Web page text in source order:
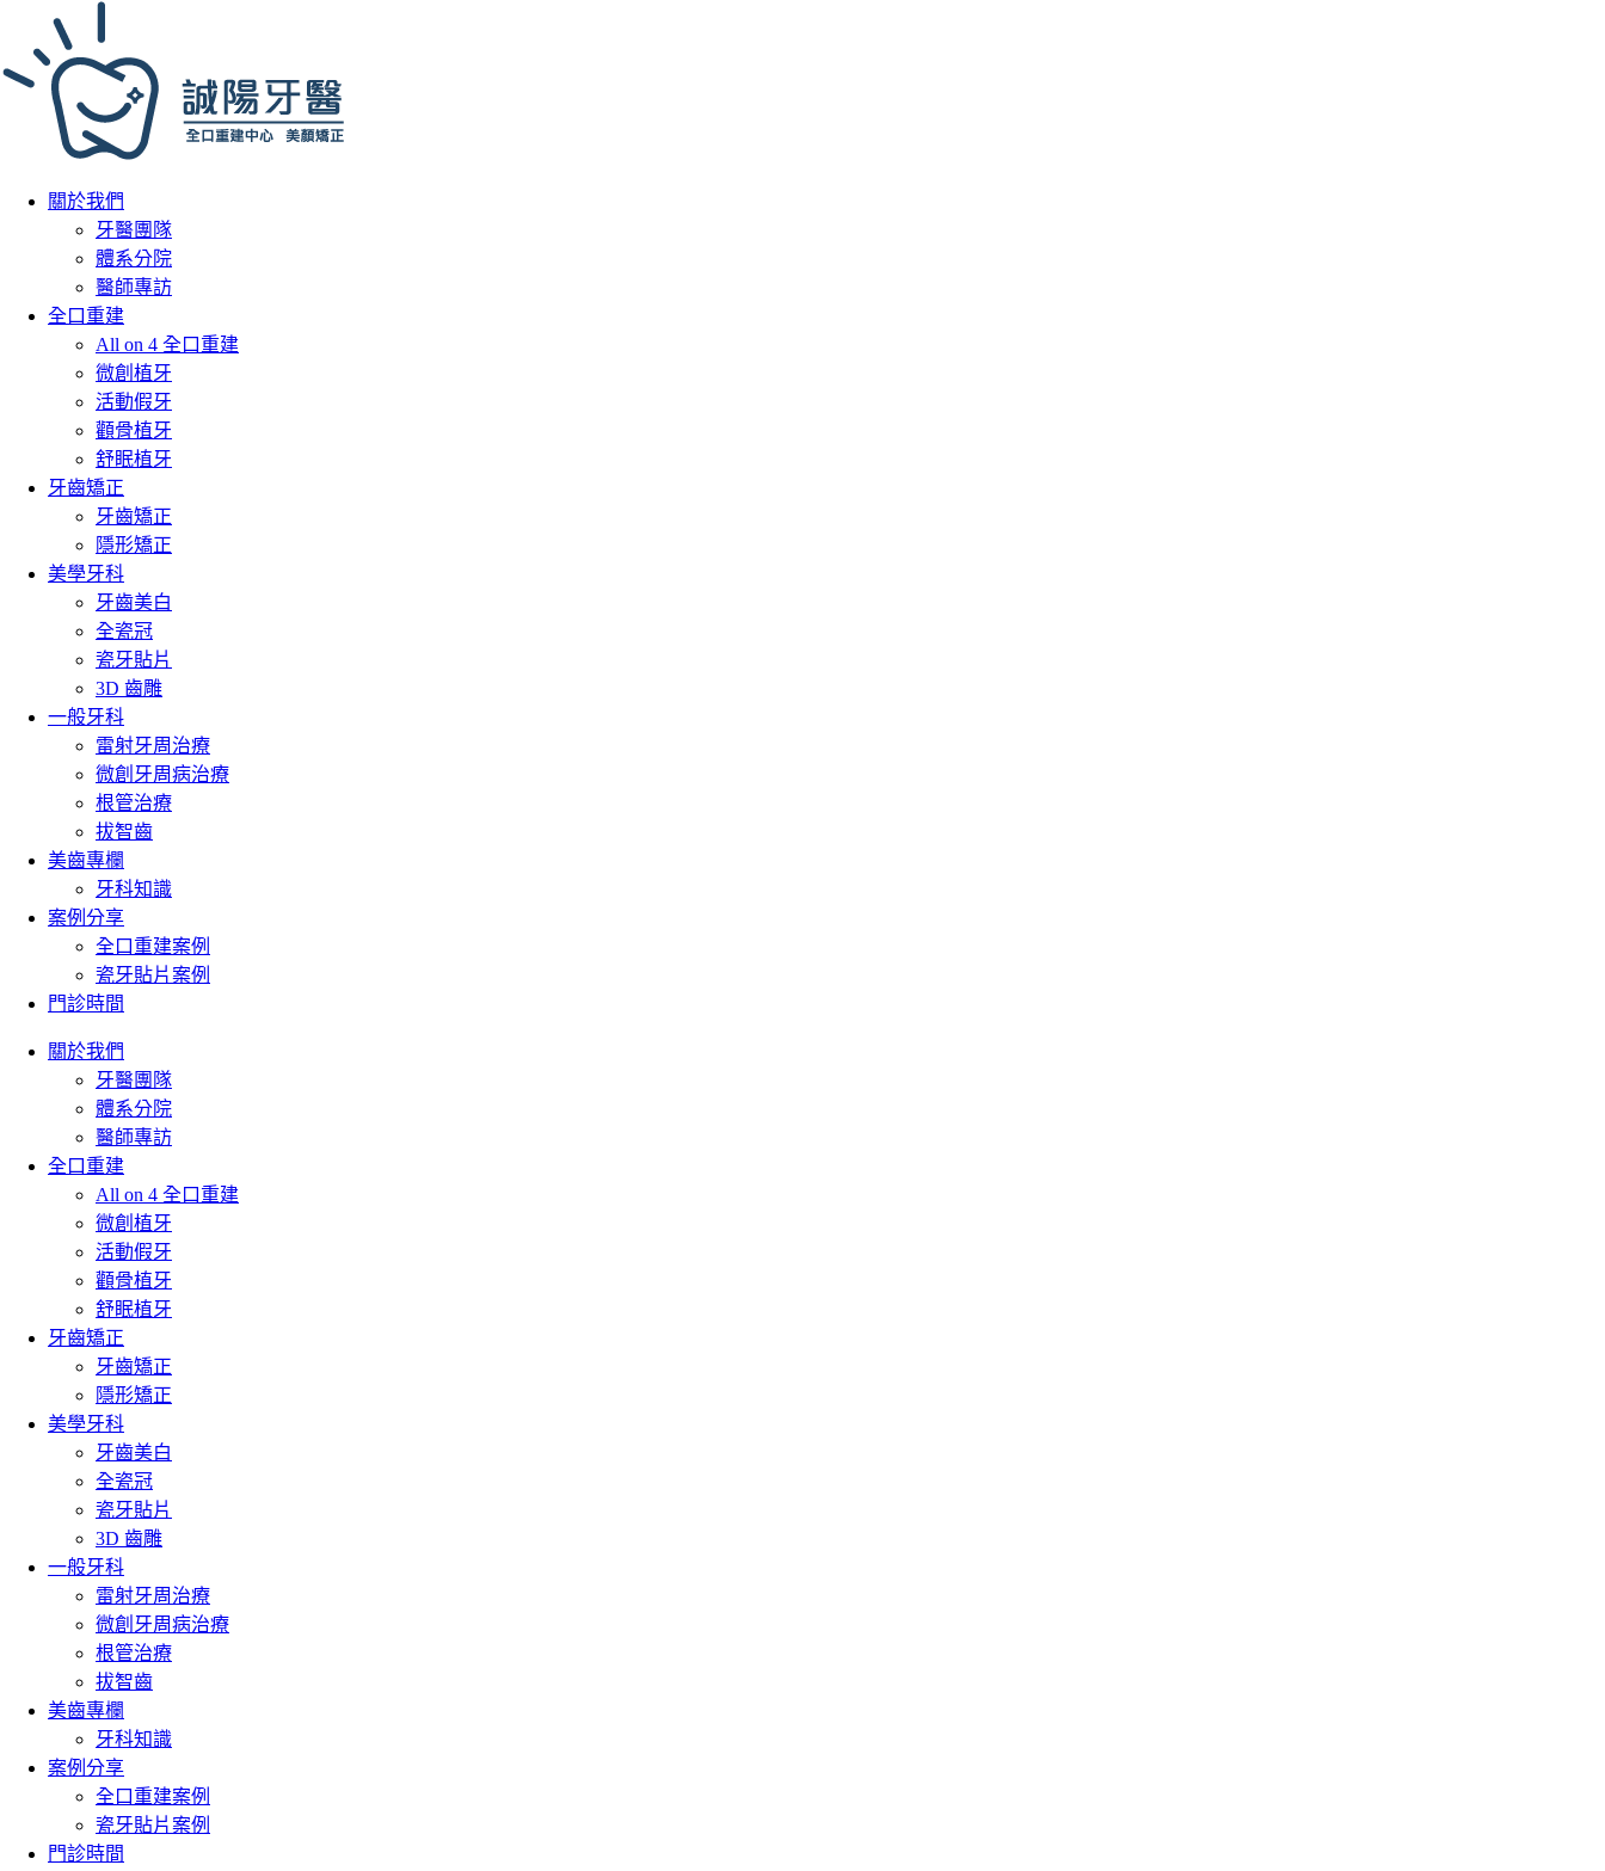
關於我們
牙醫團隊
體系分院
醫師專訪
全口重建
All on 4 全口重建
微創植牙
活動假牙
顴骨植牙
舒眠植牙
牙齒矯正
牙齒矯正
隱形矯正
美學牙科
牙齒美白
全瓷冠
瓷牙貼片
3D 齒雕
一般牙科
雷射牙周治療
微創牙周病治療
根管治療
拔智齒
美齒專欄
牙科知識
案例分享
全口重建案例
瓷牙貼片案例
門診時間
關於我們
牙醫團隊
體系分院
醫師專訪
全口重建
All on 4 全口重建
微創植牙
活動假牙
顴骨植牙
舒眠植牙
牙齒矯正
牙齒矯正
隱形矯正
美學牙科
牙齒美白
全瓷冠
瓷牙貼片
3D 齒雕
一般牙科
雷射牙周治療
微創牙周病治療
根管治療
拔智齒
美齒專欄
牙科知識
案例分享
全口重建案例
瓷牙貼片案例
門診時間